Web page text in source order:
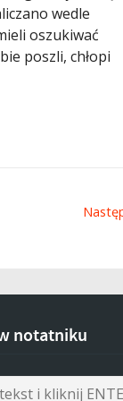
wedle
oszukiwać
poszli, chłopi
notatniku